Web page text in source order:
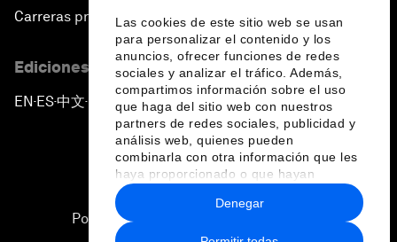
Las cookies de este sitio web se usan
para personalizar el contenido y los
anuncios, ofrecer funciones de redes
sociales y analizar el tráfico. Además,
compartimos información sobre el uso
que haga del sitio web con nuestros
partners de redes sociales, publicidad y
análisis web, quienes pueden
combinarla con otra información que les
haya proporcionado o que hayan
recopilado a partir del uso que haya
hecho de sus servicios.
Denegar
Carreras profesionales
Ediciones en otros idiomas
EN ▪ ES▪中文▪ 日本語
Política de privacidad y normas de uso